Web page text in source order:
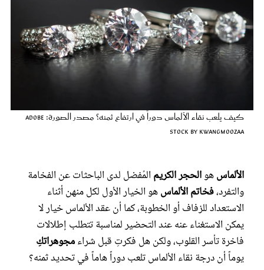
كيف يلعب نقاء الألماس دوراً في ارتفاع ثمنه؟ مصدر الصورة: Adobe
Stock by Kwangmoozaa
الألماسهوالحجر الكريم المُفضل لدى الباحثات عن الفخامة
والتفرد،فخاتم الألماسهو الخيار الأول لكل منهن أثناء
الاستعداد للزفاف أو الخطوبة، كما أن عقد الألماس خيار لا
يمكن الاستغناء عنه عند التحضير لمناسبة تتطلب إطلالات
فاخرة تأسر القلوب، ولكن هل فكرتِ قبل شراءمجوهراتكِ
يوماً أن درجة نقاء الألماس تلعب دوراً هاماً في تحديد ثمنه؟
مطبخ سيدتي
مقالات الرأي
ستايل
تقارير
عروس سيدتي
مجلة سيدتي